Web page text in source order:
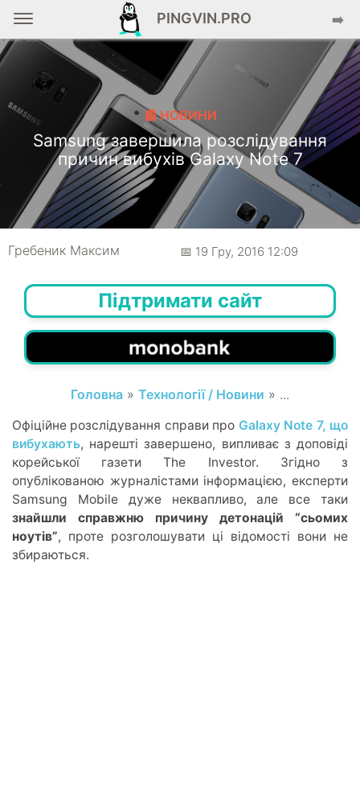
PINGVIN.PRO ➡️
📰 НОВИНИ
Samsung завершила розслідування
причин вибухів Galaxy Note 7
Гребеник Максим 📅 19 Гру, 2016 12:09
Підтримати сайт
Головна » Технології / Новини » ...
Офіційне розслідування справи про Galaxy Note 7, що
вибухають, нарешті завершено, випливає з доповіді
корейської газети The Investor. Згідно з
опублікованою журналістами інформацією, експерти
Samsung Mobile дуже неквапливо, але все таки
знайшли справжню причину детонацій “сьомих
ноутів”, проте розголошувати ці відомості вони не
збираються.